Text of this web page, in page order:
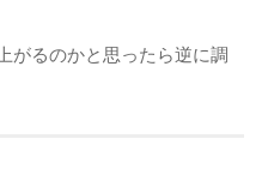
がるのかと思ったら逆に調